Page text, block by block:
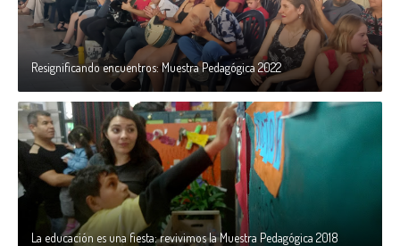
Resignificando encuentros: Muestra Pedagógica 2022
La educación es una fiesta: revivimos la Muestra Pedagógica 2018